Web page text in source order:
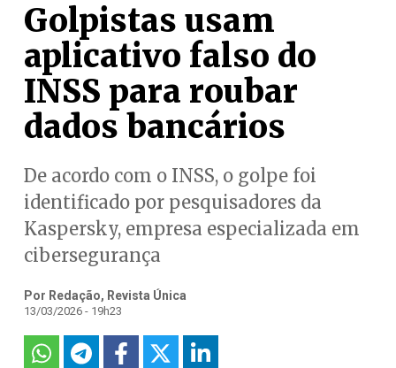
Golpistas usam
aplicativo falso do
INSS para roubar
dados bancários
De acordo com o INSS, o golpe foi
identificado por pesquisadores da
Kaspersky, empresa especializada em
cibersegurança
Por Redação, Revista Única
13/03/2026 - 19h23